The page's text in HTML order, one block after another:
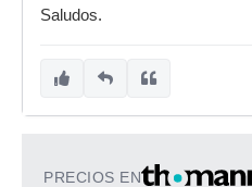
Saludos.
PRECIOS EN